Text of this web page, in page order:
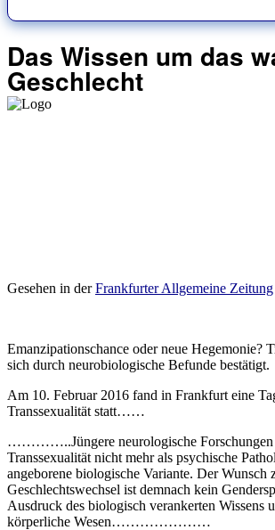
Das Wissen um das
Geschlecht
Gesehen in derFrankfurter Allgemeine Zeitung
Emanzipationschance oder neue Hegemonie?
sich durch neurobiologische Befunde bestätigt.
Am 10. Februar 2016 fand in Frankfurt eine
Transsexualität statt……
…………..Jüngere neurologische Forschungen
Transsexualität nicht mehr als psychische
angeborene biologische Variante. Der Wunsch
Geschlechtswechsel ist demnach kein
Ausdruck des biologisch verankerten Wissens
körperliche Wesen…………………